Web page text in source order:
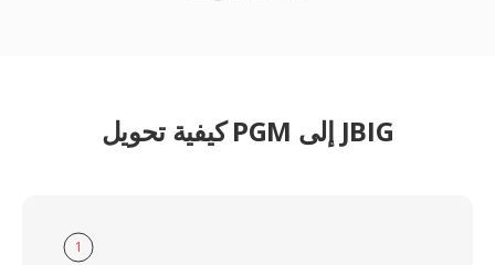
كيفية تحويل PGM إلى JBIG
1